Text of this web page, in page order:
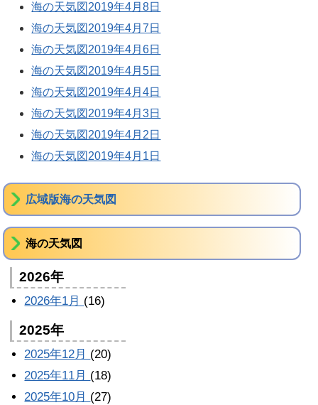
海の天気図2019年4月8日
海の天気図2019年4月7日
海の天気図2019年4月6日
海の天気図2019年4月5日
海の天気図2019年4月4日
海の天気図2019年4月3日
海の天気図2019年4月2日
海の天気図2019年4月1日
広域版海の天気図
海の天気図
2026年
2026年1月 (16)
2025年
2025年12月 (20)
2025年11月 (18)
2025年10月 (27)